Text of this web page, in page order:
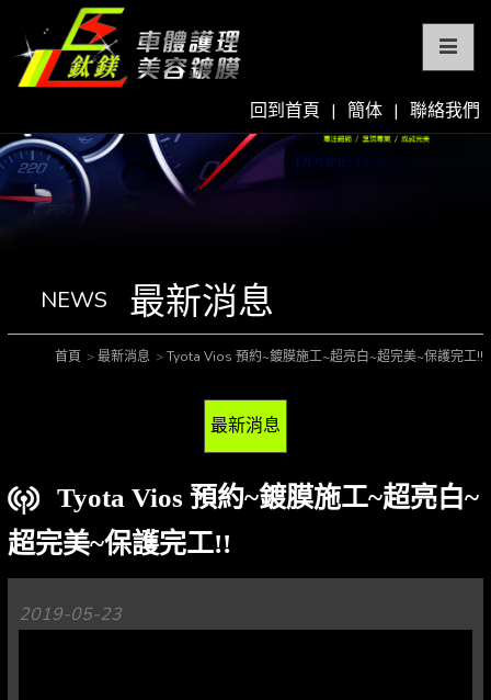
回到首頁 | 簡体 | 聯絡我們
NEWS 最新消息
首頁 最新消息 Tyota Vios 預約~鍍膜施工~超亮白~超完美~保護完工!!
最新消息
Tyota Vios 預約~鍍膜施工~超亮白~
超完美~保護完工!!
2019-05-23